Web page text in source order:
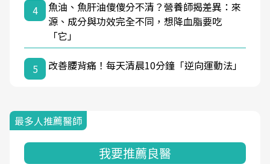
4
魚油、魚肝油傻傻分不清？營養師揭差異：來
源、成分與功效完全不同，想降血脂要吃
「它」
5 改善腰背痛！每天清晨10分鐘「逆向運動法」
最多人推薦醫師
我要推薦良醫